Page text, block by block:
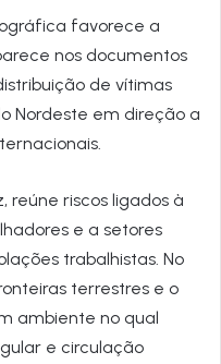
favorece a
nos documentos
de vítimas
Nordeste em direção a
reúne riscos ligados à
e a setores
trabalhistas. No
terrestres e o
ambiente no qual
e circulação